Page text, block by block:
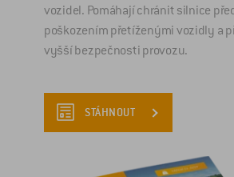
vozidel. Pomáhají chránit silnice
poškozením přetíženými vozidly a
vyšší bezpečnosti provozu.
STÁHNOUT